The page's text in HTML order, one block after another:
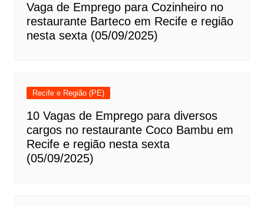
Vaga de Emprego para Cozinheiro no
restaurante Barteco em Recife e região
nesta sexta (05/09/2025)
Recife e Região (PE)
10 Vagas de Emprego para diversos
cargos no restaurante Coco Bambu em
Recife e região nesta sexta
(05/09/2025)